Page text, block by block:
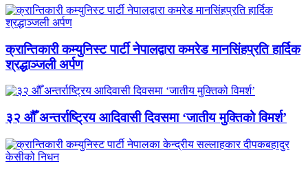
क्रान्तिकारी कम्युनिस्ट पार्टी नेपालद्वारा कमरेड मानसिंहप्रति हार्दिक
श्रद्धाञ्जली अर्पण
३२ औँ अन्तर्राष्ट्रिय आदिवासी दिवसमा ‘जातीय मुक्तिको विमर्श’